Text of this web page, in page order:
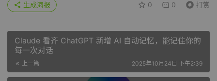
0 0 打赏
生成海报
Claude 看齐 ChatGPT 新增 AI 自动记忆，能记住你的
每一次对话
上一篇 2025年10月24日 下午2:39